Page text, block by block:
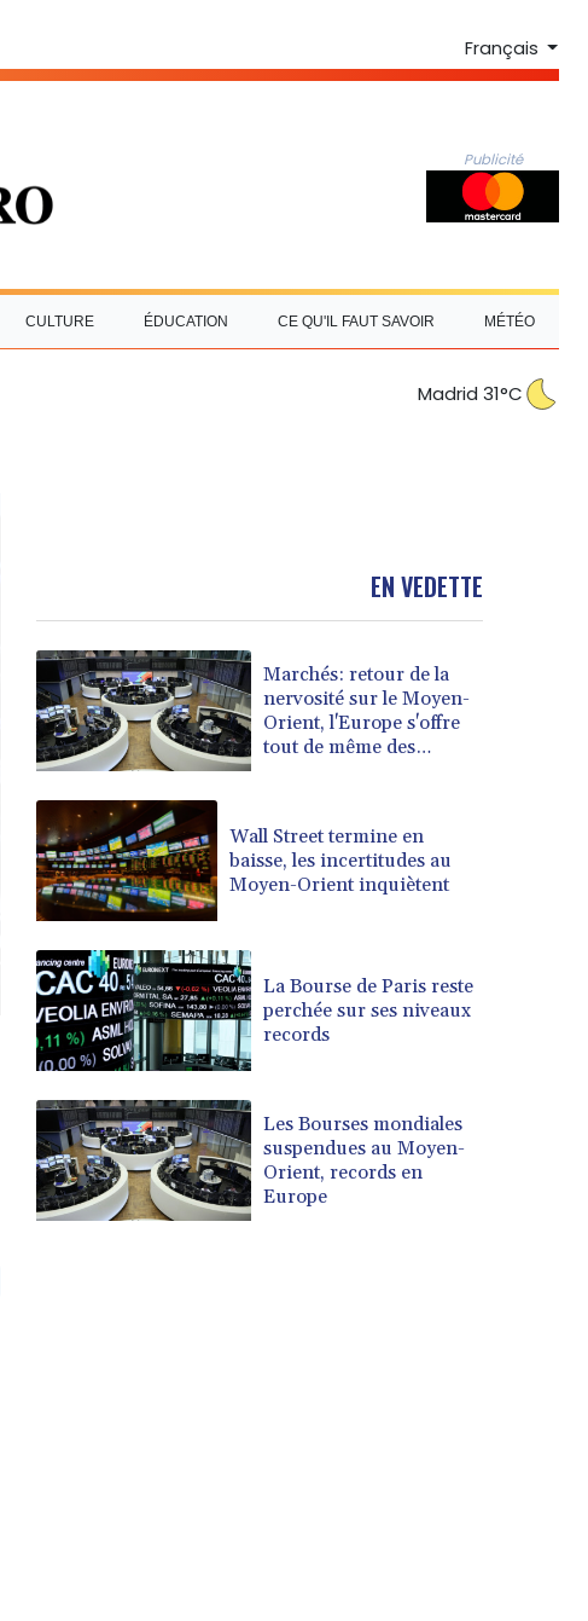
Français
Publicité
CULTURE ÉDUCATION CE QU'IL FAUT SAVOIR MÉTÉO
Madrid 31°C
EN VEDETTE
Marchés: retour de la
nervosité sur le Moyen-
Orient, l'Europe s'offre
tout de même des
Wall Street termine en
baisse, les incertitudes au
Moyen-Orient inquiètent
La Bourse de Paris reste
perchée sur ses niveaux
records
Les Bourses mondiales
suspendues au Moyen-
Orient, records en
Europe